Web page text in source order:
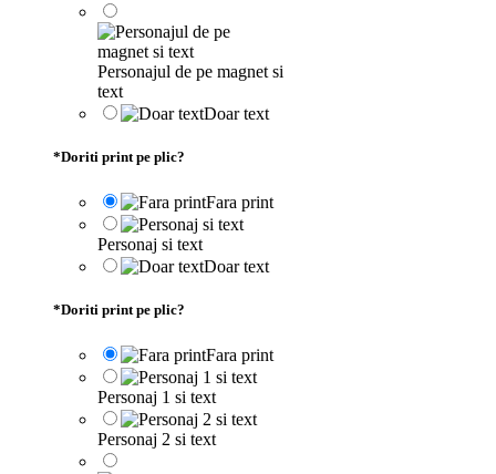
Personajul de pe magnet si
text
Doar text
*Doriti print pe plic?
Fara print
Personaj si text
Doar text
*Doriti print pe plic?
Fara print
Personaj 1 si text
Personaj 2 si text